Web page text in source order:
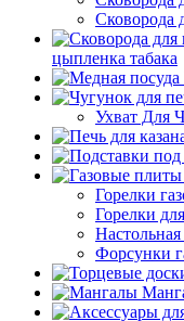
Сковорода
цыпленка табака
Ухват Для
Горелки
Горелки
Настольная
Форсунки